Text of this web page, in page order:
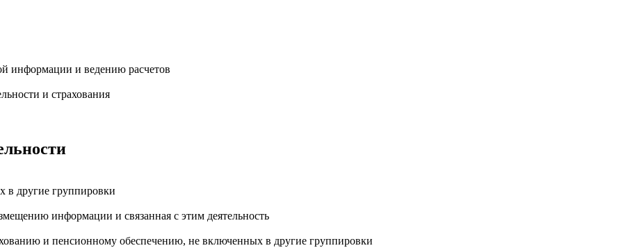
информации и ведению расчетов
и страхования
в другие группировки
информации и связанная с этим деятельность
и пенсионному обеспечению, не включенных в другие группировки